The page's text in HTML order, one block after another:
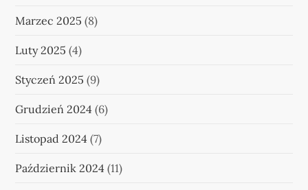
Marzec 2025 (8)
Luty 2025 (4)
Styczeń 2025 (9)
Grudzień 2024 (6)
Listopad 2024 (7)
Październik 2024 (11)